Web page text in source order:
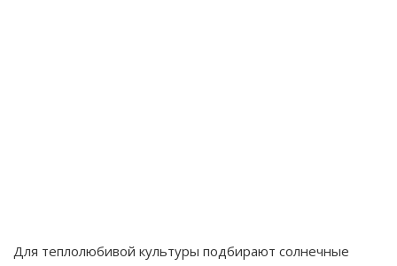
Для теплолюбивой культуры подбирают солнечные